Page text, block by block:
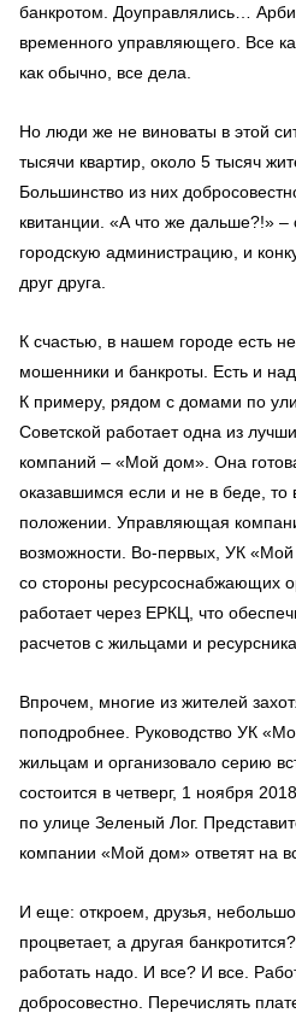
банкротом. Доуправлялись…
временного управляющего. Все
как обычно, все дела.
Но люди же не виноваты в этой
тысячи квартир, около 5 тысяч
Большинство из них
квитанции. «А что же дальше?!»
городскую администрацию, и
друг друга.
К счастью, в нашем городе есть
мошенники и банкроты. Есть и
К примеру, рядом с домами по
Советской работает одна из
компаний – «Мой дом». Она
оказавшимся если и не в беде, то
положении. Управляющая
возможности. Во-первых, УК
со стороны ресурсоснабжающих
работает через ЕРКЦ, что
расчетов с жильцами и
Впрочем, многие из жителей
поподробнее. Руководство УК
жильцам и организовало серию
состоится в четверг, 1 ноября
по улице Зеленый Лог.
компании «Мой дом» ответят на
И еще: откроем, друзья,
процветает, а другая
работать надо. И все? И все.
добросовестно. Перечислять